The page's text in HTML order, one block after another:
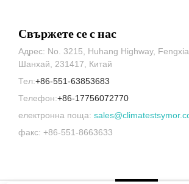
Свържете се с нас
Адрес: No. 3215, Huhang Highway,
Шанхай, 231417, Китай
Тел:+86-551-63853683
Телефон:+86-17756072770
електронна поща:
факс: +86-551-8663633